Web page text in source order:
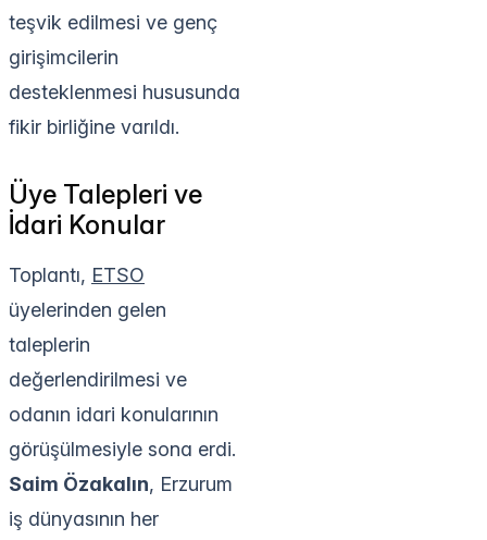
teşvik edilmesi ve genç
girişimcilerin
desteklenmesi hususunda
fikir birliğine varıldı.
Üye Talepleri ve
İdari Konular
Toplantı, ETSO
üyelerinden gelen
taleplerin
değerlendirilmesi ve
odanın idari konularının
görüşülmesiyle sona erdi.
Saim Özakalın, Erzurum
iş dünyasının her